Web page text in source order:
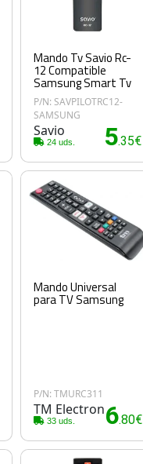
Mando Tv Savio Rc-
12 Compatible
Samsung Smart Tv
P/N: SAVPILOTRC12-
SAMSUNG
Savio
24 uds. 5.35€
Mando Universal
para TV Samsung
P/N: TMURC311
TM Electron
33 uds. 6.80€